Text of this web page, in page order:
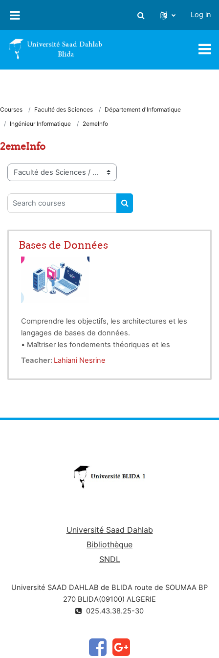
Toggle search input
Log in
Courses Faculté des Sciences
Département d'Informatique
Ingénieur Informatique
2emeInfo
2emeInfo
Course categories
Search courses
SEARCH COURSES
Bases de Données
Comprendre les objectifs, les architectures et les
langages de bases de données.
• Maîtriser les fondements théoriques et les
algorithmes de base des systèmes de gestion de
de données jusqu'au traitement de requêtes et la
• Le module s'appuie sur le modèle relationnel et
Teacher: Lahiani Nesrine
Université Saad Dahlab
Bibliothèque
SNDL
Université SAAD DAHLAB de BLIDA route de SOUMAA BP
270 BLIDA(09100) ALGERIE
025.43.38.25-30